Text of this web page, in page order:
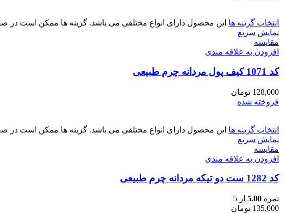
انتخاب گزینه ها این محصول دارای انواع مختلفی می باشد. گزینه ها ممکن است در
نمایش سریع
مقايسه
افزودن به علاقه مندی
کد 1071 کیف پول مردانه چرم طبیعی
128,000 تومان
فروخته شده
انتخاب گزینه ها این محصول دارای انواع مختلفی می باشد. گزینه ها ممکن است در
نمایش سریع
مقايسه
افزودن به علاقه مندی
کد 1282 ست دو تیکه مردانه چرم طبیعی
نمره 5.00 از 5
135,000 تومان